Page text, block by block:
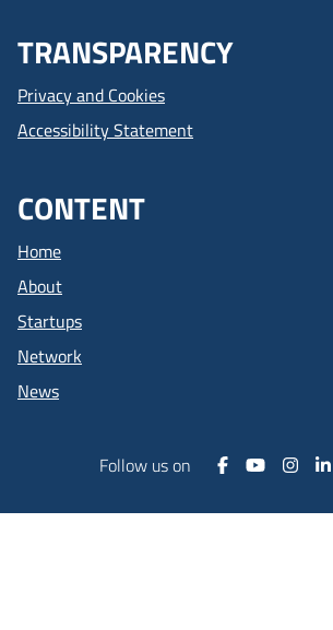
TRANSPARENCY
Privacy and Cookies
Accessibility Statement
CONTENT
Home
About
Startups
Network
News
Follow us on